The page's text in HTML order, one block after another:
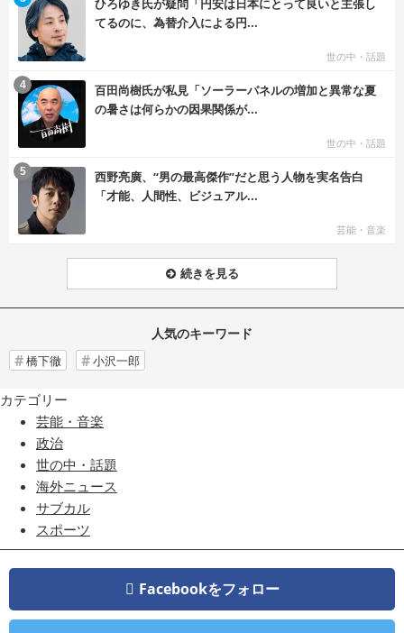
ひろゆき氏が疑問「円安は日本にとって良いと主張し
てるのに、為替介入による円...
世の中・話題
百田尚樹氏が私見「ソーラーパネルの増加と異常な夏
の暑さは何らかの因果関係が...
世の中・話題
4
西野亮廣、“男の最高傑作”だと思う人物を実名告白
「才能、人間性、ビジュアル...
芸能・音楽
5
続きを見る
人気のキーワード
橋下徹 小沢一郎
カテゴリー
芸能・音楽
政治
世の中・話題
海外ニュース
サブカル
スポーツ
Facebookをフォロー